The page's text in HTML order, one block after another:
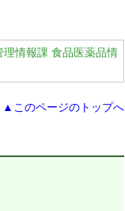
情報課 食品医薬品情
▲このページのトップへ